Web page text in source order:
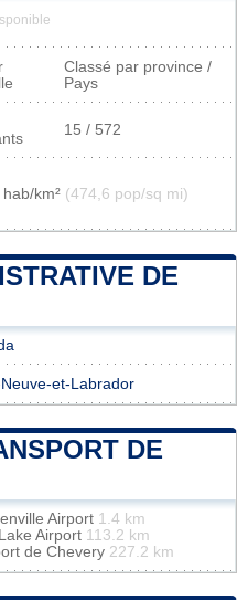
Classé par province /
Pays
15 / 572
km² (474,6 pop/sq mi)
DE
et-Labrador
DE
Airport 1.4 km
Airport 113.2 km
de Chevery 227.2 km